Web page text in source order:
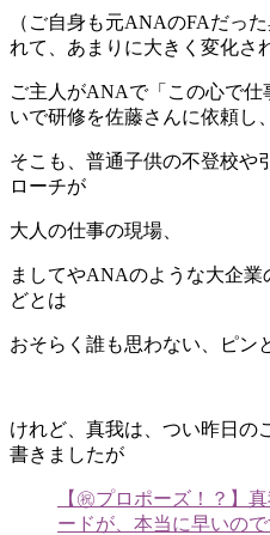
（ご自身も元ANAのFAだっ
れて、あまりに大きく変化さ
ご主人がANAで「この心で
いで研修を佐藤さんに依頼し
そこも、普通子供の不登校や
ローチが
大人の仕事の現場、
ましてやANAのような大企
どとは
おそらく誰も思わない、ピン
けれど、真我は、つい昨日の
書きましたが
【㊗プロポーズ！？】
ードが、本当に早いの